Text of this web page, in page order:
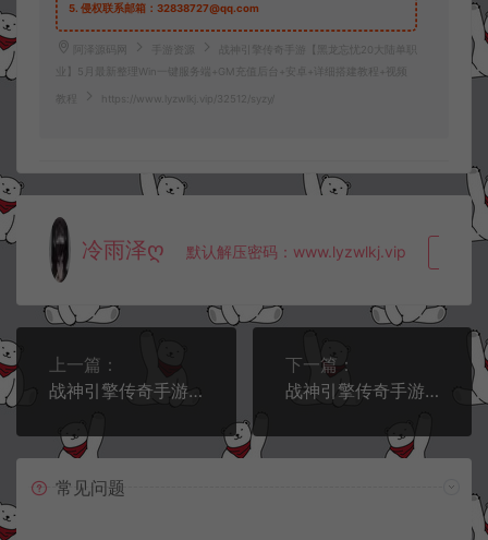
5. 侵权联系邮箱：32838727@qq.com
阿泽源码网 手游资源
战神引擎传奇手游【黑龙忘忧20大陆单职
业】5月最新整理Win一键服务端+GM充值后台+安卓+详细搭建教程+视频
教程 https://www.lyzwlkj.vip/32512/syzy/
冷雨泽ღ 默认解压密码：www.lyzwlkj.vip
上一篇：
战神引擎传奇手游【古惑仔单职业完整修复版】5月最新整理Win一键服务端+GM充值后台+安卓苹果双端+详细搭建教程+视频教程
下一篇：
战神引擎传奇手游【笑傲江湖单职业精修版】5月最新整理Win一键服务端+GM授权后台+安卓苹果双端+详细搭建教程+视频教程
常见问题